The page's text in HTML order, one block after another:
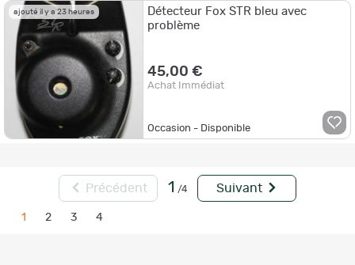
ajouté il y a 23 heures
Détecteur Fox STR bleu avec
problème
45,00 €
Achat Immédiat
Occasion - Disponible
Précédent 1 /4 Suivant
1 2 3 4